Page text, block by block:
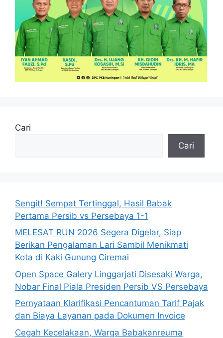
Cari
Cari
Sengit! Sempat Tertinggal, Hasil Babak
Pertama Persib vs Persebaya 1-1
MELESAT RUN 2026 Segera Digelar, Siap
Berikan Pengalaman Lari Sambil Menikmati
Kota di Kaki Gunung Ciremai
Open Space Galery Linggarjati Disesaki Warga,
Nobar Final Piala Presiden Persib VS Persebaya
Pernyataan Klarifikasi Pencantuman Tarif Pajak
dan Biaya Layanan pada Dokumen Invoice
Cegah Kecelakaan, Warga Babakanreuma